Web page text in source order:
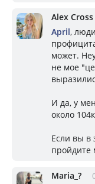
Alex Cross
April,
может.
не мое
И да, у
около
Если вы в
пройдите
Mariа_?